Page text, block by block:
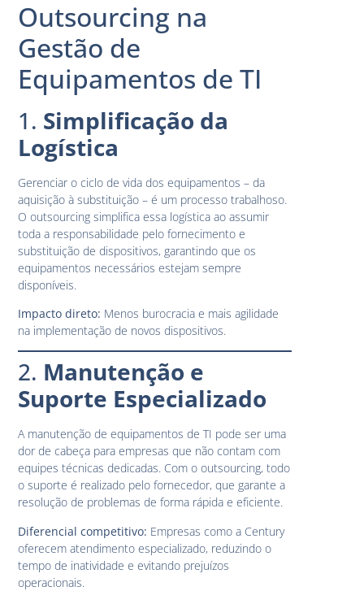
Outsourcing na
Gestão de
Equipamentos de TI
1. Simplificação da
Logística
Gerenciar o ciclo de vida dos equipamentos – da
aquisição à substituição – é um processo trabalhoso.
O outsourcing simplifica essa logística ao assumir
toda a responsabilidade pelo fornecimento e
substituição de dispositivos, garantindo que os
equipamentos necessários estejam sempre
disponíveis.
Impacto direto: Menos burocracia e mais agilidade
na implementação de novos dispositivos.
2. Manutenção e
Suporte Especializado
A manutenção de equipamentos de TI pode ser uma
dor de cabeça para empresas que não contam com
equipes técnicas dedicadas. Com o outsourcing, todo
o suporte é realizado pelo fornecedor, que garante a
resolução de problemas de forma rápida e eficiente.
Diferencial competitivo: Empresas como a Century
oferecem atendimento especializado, reduzindo o
tempo de inatividade e evitando prejuízos
operacionais.